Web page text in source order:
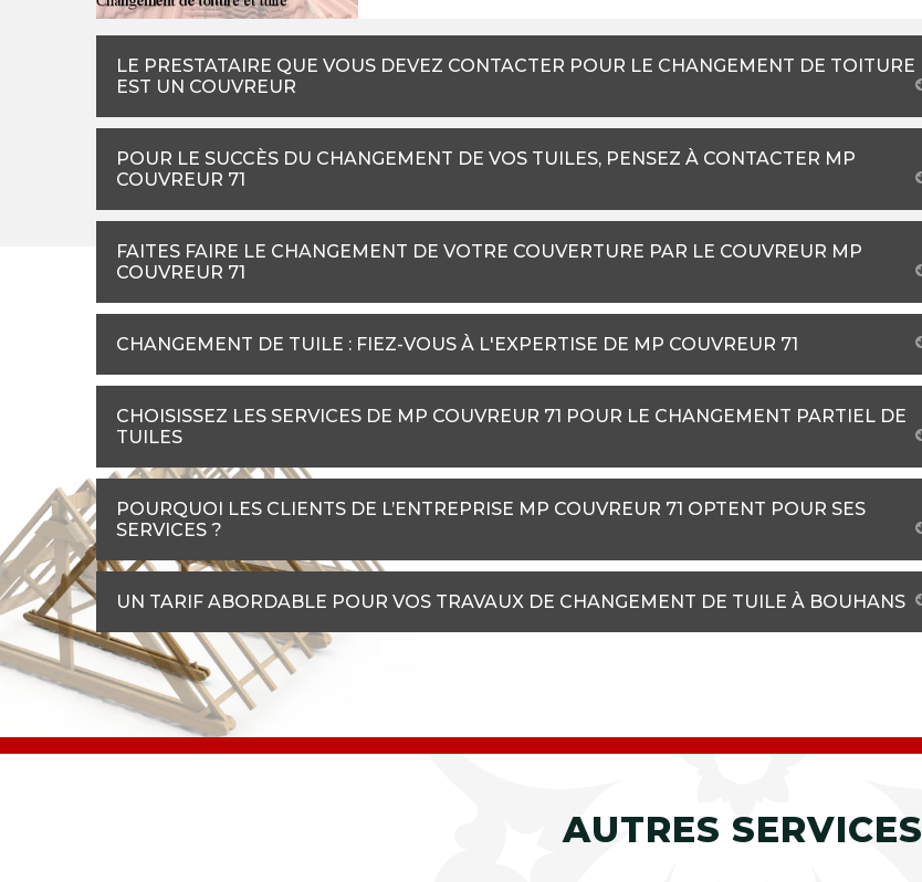
LE PRESTATAIRE QUE VOUS DEVEZ CONTACTER POUR LE CHANGEMENT DE TOITURE
EST UN COUVREUR
POUR LE SUCCÈS DU CHANGEMENT DE VOS TUILES, PENSEZ À CONTACTER MP
COUVREUR 71
FAITES FAIRE LE CHANGEMENT DE VOTRE COUVERTURE PAR LE COUVREUR MP
COUVREUR 71
CHANGEMENT DE TUILE : FIEZ-VOUS À L'EXPERTISE DE MP COUVREUR 71
CHOISISSEZ LES SERVICES DE MP COUVREUR 71 POUR LE CHANGEMENT PARTIEL DE
TUILES
POURQUOI LES CLIENTS DE L’ENTREPRISE MP COUVREUR 71 OPTENT POUR SES
SERVICES ?
UN TARIF ABORDABLE POUR VOS TRAVAUX DE CHANGEMENT DE TUILE À BOUHANS
AUTRES SERVICES